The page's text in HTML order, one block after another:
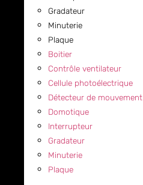
Gradateur
Minuterie
Plaque
Boitier
Contrôle ventilateur
Cellule photoélectrique
Détecteur de mouvement
Domotique
Interrupteur
Gradateur
Minuterie
Plaque